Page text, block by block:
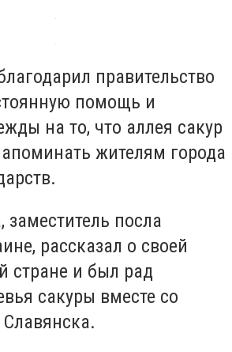
правительство
помощь и
на то, что аллея сакур
жителям города
посла
рассказал о своей
стране и был рад
сакуры вместе со